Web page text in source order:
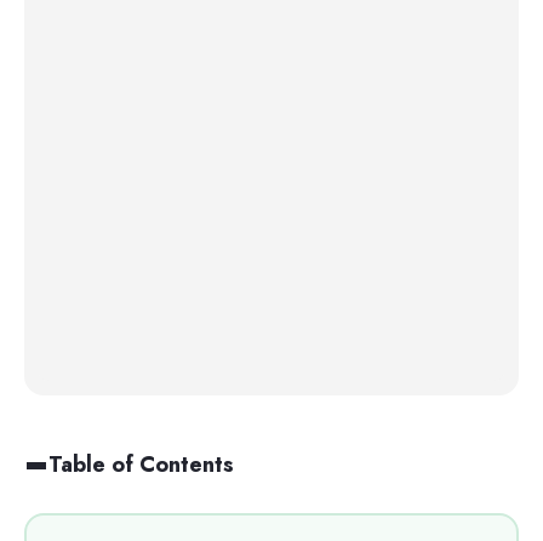
Table of Contents